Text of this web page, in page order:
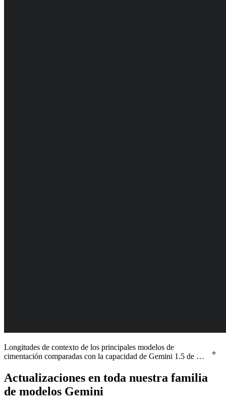
Longitudes de contexto de los principales modelos de
cimentación comparadas con la capacidad de Gemini 1.5 de 2
Actualizaciones en toda nuestra familia
de modelos Gemini